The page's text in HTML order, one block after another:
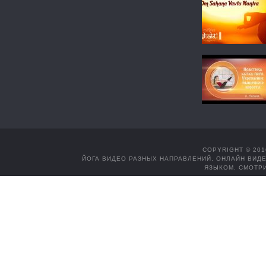
COPYRIGHT ©
ЙОГА ВИДЕО РАЗНЫХ НАПРАВЛЕНИЙ, ОНЛАЙН
ЯЗЫКОМ.